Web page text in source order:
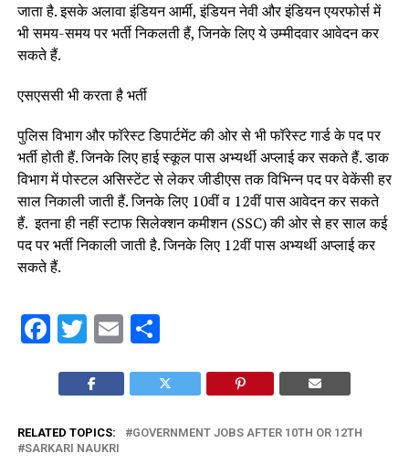
जाता है. इसके अलावा इंडियन आर्मी, इंडियन नेवी और इंडियन एयरफोर्स में
भी समय-समय पर भर्ती निकलती हैं, जिनके लिए ये उम्मीदवार आवेदन कर
सकते हैं.
एसएससी भी करता है भर्ती
पुलिस विभाग और फॉरेस्ट डिपार्टमेंट की ओर से भी फॉरेस्ट गार्ड के पद पर
भर्ती होती हैं. जिनके लिए हाई स्कूल पास अभ्यर्थी अप्लाई कर सकते हैं. डाक
विभाग में पोस्टल असिस्टेंट से लेकर जीडीएस तक विभिन्न पद पर वेकेंसी हर
साल निकाली जाती हैं. जिनके लिए 10वीं व 12वीं पास आवेदन कर सकते
हैं. इतना ही नहीं स्टाफ सिलेक्शन कमीशन (SSC) की ओर से हर साल कई
पद पर भर्ती निकाली जाती है. जिनके लिए 12वीं पास अभ्यर्थी अप्लाई कर
सकते हैं.
Facebook
Twitter
EmailShare
RELATED TOPICS:
GOVERNMENT JOBS AFTER 10TH OR 12TH
SARKARI NAUKRI